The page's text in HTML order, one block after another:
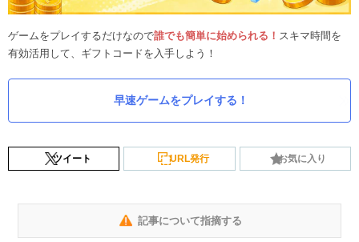
ゲームをプレイするだけなので誰でも簡単に始められる！ スキマ時間を
有効活用して、ギフトコードを入手しよう！
早速ゲームをプレイする！
ツイート URL発行 お気に入り
記事について指摘する